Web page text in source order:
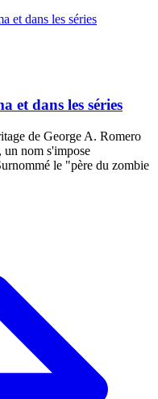
et dans les séries
de George A. Romero
un nom s'impose
le "père du zombie